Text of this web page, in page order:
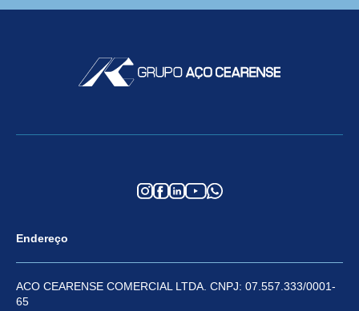
Endereço
ACO CEARENSE COMERCIAL LTDA. CNPJ: 07.557.333/0001-
65